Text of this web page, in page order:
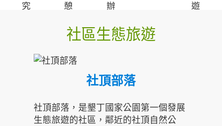
究
憩
辦
遊
社區生態旅遊
社頂部落
社頂部落，是墾丁國家公園第一個發展
生態旅遊的社區，鄰近的社頂自然公